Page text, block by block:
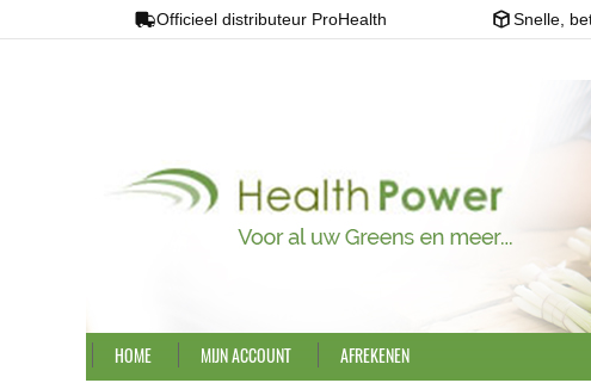
Officieel distributeur ProHealth Snelle,
HOME MIJN ACCOUNT AFREKENEN